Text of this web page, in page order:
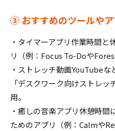
③ おすすめのツールやア
・タイマーアプリ作業時間
リ（例：Focus To-Doや
・ストレッチ動画YouTubeな
「デスクワーク向けストレ
用。
・癒しの音楽アプリ休憩時間
ためのアプリ（例：Calmや